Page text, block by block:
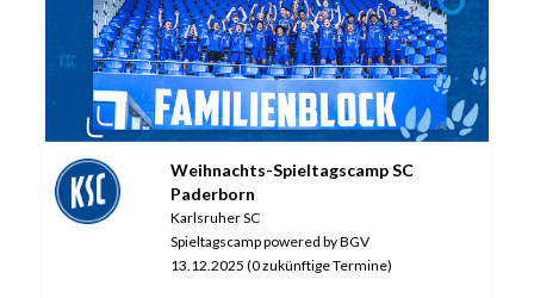
Weihnachts-Spieltagscamp SC
Paderborn
Karlsruher SC
Spieltagscamp powered by BGV
13.12.2025 (0 zukünftige Termine)